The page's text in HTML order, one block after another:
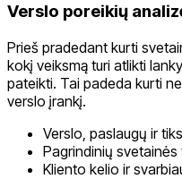
Verslo poreikių
Prieš pradedant kurti
kokį veiksmą turi atlikti
pateikti. Tai padeda kurti
verslo įrankį.
Verslo, paslaugų ir
Pagrindinių svetainės
Kliento kelio ir